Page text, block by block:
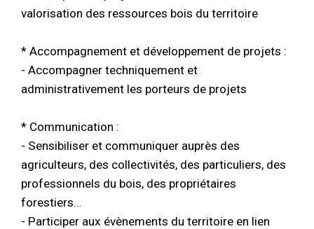
valorisation des ressources bois du territoire
* Accompagnement et développement de projets :
- Accompagner techniquement et
administrativement les porteurs de projets
* Communication :
- Sensibiliser et communiquer auprès des
agriculteurs, des collectivités, des particuliers, des
professionnels du bois, des propriétaires
forestiers…
- Participer aux évènements du territoire en lien